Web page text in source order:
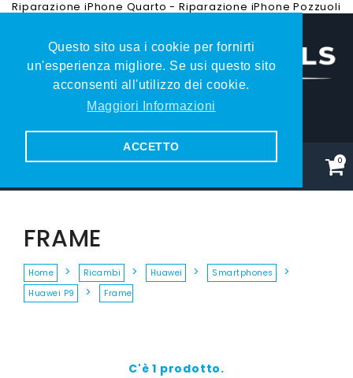
Questo sito usa i cookie per fornirti
un'esperienza migliore. Se usi questo sito
acconsenti all'utilizzo dei cookie.
Maggiori Informazioni
ACCETTO
Riparazione iPhone Quarto - Riparazione iPhone Pozzuoli
0
FRAME
Home Ricambi Huawei
Smartphones
Huawei P9
Frame
C'è 1 prodotto.